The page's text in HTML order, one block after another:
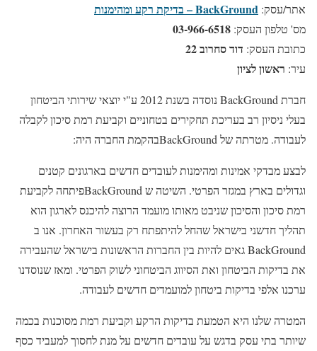
אתר/עסק: BackGround – בדיקת רקע ומהימנות
מס' טלפון העסק: 03-966-6518
כתובת העסק: דוד סחרוב 22
עיר: ראשון לציון
חברת BackGround נוסדה בשנת 2012 ע"י יוצאי שירותי הביטחון
בעלי ניסיון רב בעריכת תחקירים בטחוניים וקביעת רמת סיכון לקבלה
לעבודה. מטרתה של BackGroundבהקמת החברה היה:
לבצע מבדקי אמינות ומהימנות לעובדים חדשים בארגונים קטנים
וגדולים בארץ במגזר הפרטי. השיטה ש BackGroundפיתחה לקביעת
רמת סיכון והסיכון שניבט מאותו מועמד הרוצה להיכנס לארגון הוא
תהליך חדשני בישראל שהחל להיתפתח רק בעשור האחרון. אנו ב
BackGround גאים להיות בין החברות הראשונות בישראל שהעבירה
את בדיקות הביטחון ואת הסיווג הביטחוני לשוק הפרטי. ומאז שנוסדנו
ערכנו אלפי בדיקות ביטחון למועמדים חדשים לעבודה.
המטרה שלנו היא הטמעת בדיקות הרקע וקביעת רמת מסוכנות בכמה
שיותר בתי עסק בדגש על עובדים חדשים על מנת לחסוך למעביד כסף